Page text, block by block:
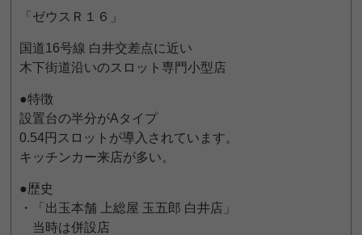
「ゼウスＲ１６」
国道16号線 白井交差点に近い
木下街道沿いのスロット専門小型店
●特徴
設置台の半分がAタイプ
0.54円スロットが導入されています。
キッチンカー来店が多い。
●歴史
・「出玉本舗 上総屋 玉五郎 白井店」
当時は併設店